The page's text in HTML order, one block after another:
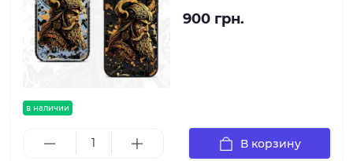
в наличии
900 грн.
В корзину